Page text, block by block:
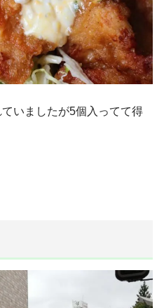
いましたが5個入ってて得